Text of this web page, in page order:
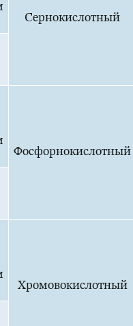
Сернокислотный
Фосфорнокислотный
Хромовокислотный